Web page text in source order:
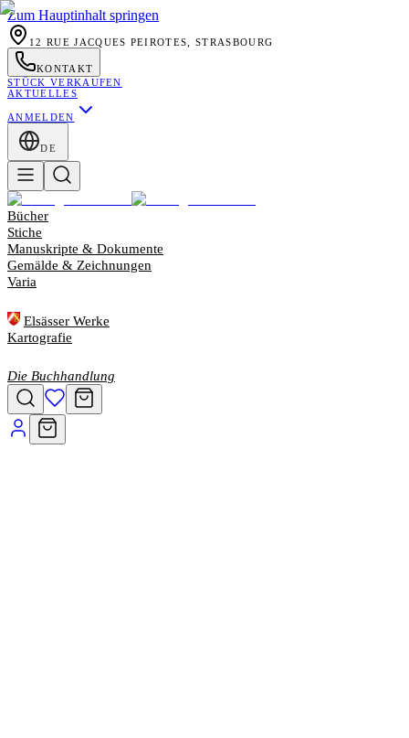
Zum Hauptinhalt springen
12 RUE JACQUES PEIROTES, STRASBOURG
KONTAKT
STÜCK VERKAUFEN
AKTUELLES
ANMELDEN
DE
Bücher
Stiche
Manuskripte & Dokumente
Gemälde & Zeichnungen
Varia
Elsässer Werke
Kartografie
Die Buchhandlung